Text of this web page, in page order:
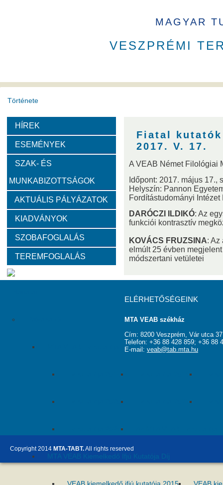
MAGYAR
VESZPRÉMI
Története
A VEAB története
Díjak
Emlékérem Év Kutatója VEAB Kiemelkedő Ifjú
Szervezeti felépítése
Választott vezetők Akadémikusok Nem akadémikus
Tanácskozási jogú tagok
MTA VEAB Év Kutatója Díj
MTA VEAB Kiemelkedő Ifjú Kutatója Díj
HÍREK
ESEMÉNYEK
SZAK- ÉS
MUNKABIZOTTSÁGOK
AKTUÁLIS PÁLYÁZATOK
KIADVÁNYOK
SZOBAFOGLALÁS
TEREMFOGLALÁS
Fiatal
2017. V. 17.
A VEAB Német Filológiai
Időpont: 2017. május 17.,
Helyszín: Pannon
Fordítástudományi
DARÓCZI ILDIKÓ: Az
funkciói kontrasztív
KOVÁCS FRUZSINA: Az
elmúlt 25 évben
módszertani vetületei
ELÉRHETŐSÉGEINK
MTA VEAB székház
Cím: 8200 Veszprém, Vár utca
Telefon: +36 88 428 859; +36 88
E-mail: veab@tab.mta.hu
Copyright 2014 MTA-TABT.All rights reserved